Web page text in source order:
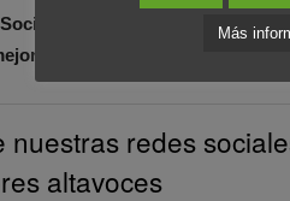
es la comunidad que se
altavoces
nuestras redes
altavoces
Más